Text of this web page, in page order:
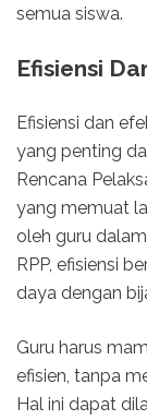
semua siswa.
Efisiensi
Efisiensi dan
yang penting
Rencana
yang memuat
oleh guru
RPP, efisiensi
daya dengan
Guru harus
efisien, tanpa
Hal ini dapat